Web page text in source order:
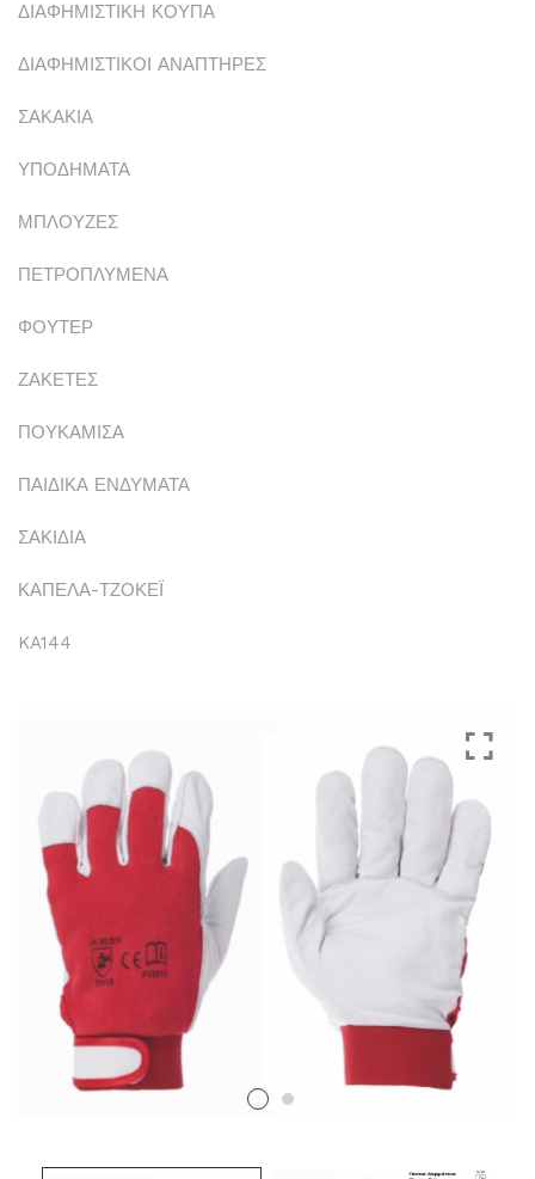
ΔΙΑΦΗΜΙΣΤΙΚΗ ΚΟΥΠΑ
ΔΙΑΦΗΜΙΣΤΙΚΟΙ ΑΝΑΠΤΗΡΕΣ
ΣΑΚΑΚΙΑ
ΥΠΟΔΗΜΑΤΑ
ΜΠΛΟΥΖΕΣ
ΠΕΤΡΟΠΛΥΜΕΝΑ
ΦΟΥΤΕΡ
ΖΑΚΕΤΕΣ
ΠΟΥΚΑΜΙΣΑ
ΠΑΙΔΙΚΑ ΕΝΔΥΜΑΤΑ
ΣΑΚΙΔΙΑ
ΚΑΠΕΛΑ-ΤΖΟΚΕΪ
KA144